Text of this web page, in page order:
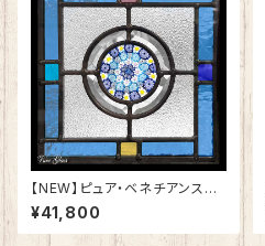
【NEW】ピュア・ベネチアンステ
ンドグラスSH-VD21
¥41,800